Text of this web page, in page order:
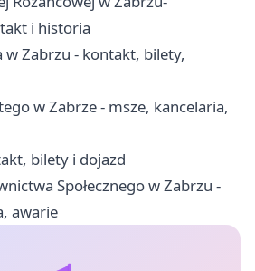
i historia
w Zabrzu - kontakt, bilety,
w Zabrze - msze, kancelaria,
bilety i dojazd
Społecznego w Zabrzu -
awarie